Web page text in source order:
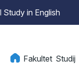
Study in English
Fakultet Studij